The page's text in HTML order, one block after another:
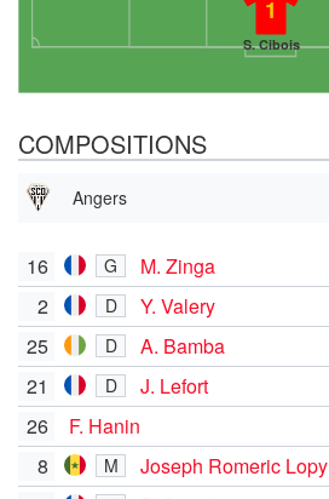
1
S. Cibois
COMPOSITIONS
Angers
16 G
M. Zinga
2
D
Y. Valery
25
D
A. Bamba
21
D
J. Lefort
26
F. Hanin
8
M Joseph Romeric Lopy